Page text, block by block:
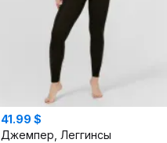
41.99 $
Джемпер, Леггинсы